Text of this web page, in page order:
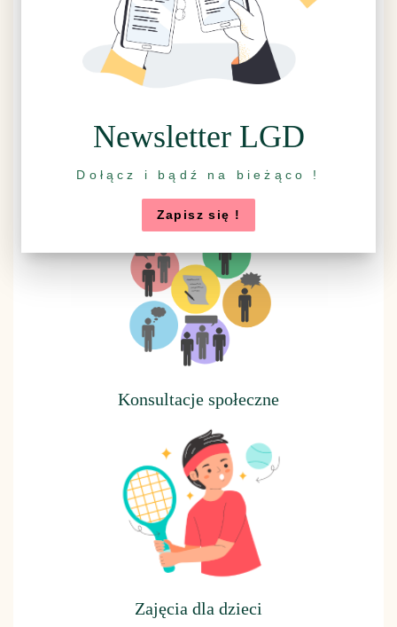
Rzuć wszystko, idź na grzyby
Konsultacje społeczne
Zajęcia dla dzieci
Newsletter LGD
Dołącz i bądź na bieżąco !
Zapisz się !